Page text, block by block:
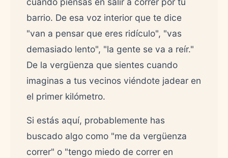
barrio. De esa voz interior que te dice
"van a pensar que eres ridículo", "vas
demasiado lento", "la gente se va a reír."
De la vergüenza que sientes cuando
imaginas a tus vecinos viéndote jadear en
el primer kilómetro.
Si estás aquí, probablemente has
buscado algo como "me da vergüenza
correr" o "tengo miedo de correr en